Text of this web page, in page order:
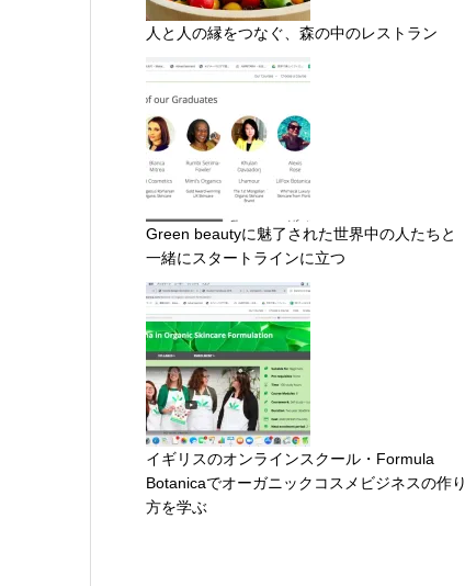
人と人の縁をつなぐ、森の中のレストラン
Green beautyに魅了された世界中の人たちと
一緒にスタートラインに立つ
イギリスのオンラインスクール・Formula
Botanicaでオーガニックコスメビジネスの作り
方を学ぶ